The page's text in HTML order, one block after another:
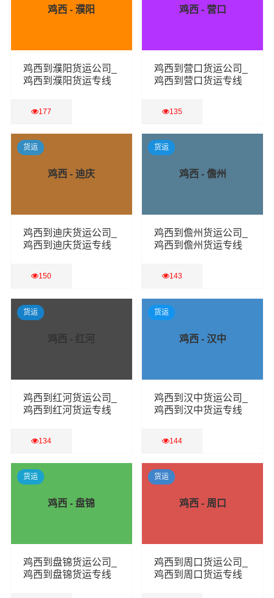
鸡西 - 濮阳
鸡西到濮阳货运公司_
鸡西到濮阳货运专线
177
查看详细
鸡西 - 营口
鸡西到营口货运公司_
鸡西到营口货运专线
135
查看详细
鸡西 - 迪庆
鸡西到迪庆货运公司_
鸡西到迪庆货运专线
150
查看详细
货运
鸡西 - 儋州
鸡西到儋州货运公司_
鸡西到儋州货运专线
143
查看详细
货运
鸡西 - 红河
鸡西到红河货运公司_
鸡西到红河货运专线
134
查看详细
货运
鸡西 - 汉中
鸡西到汉中货运公司_
鸡西到汉中货运专线
144
查看详细
货运
鸡西 - 盘锦
鸡西到盘锦货运公司_
鸡西到盘锦货运专线
货运
鸡西 - 周口
鸡西到周口货运公司_
鸡西到周口货运专线
货运